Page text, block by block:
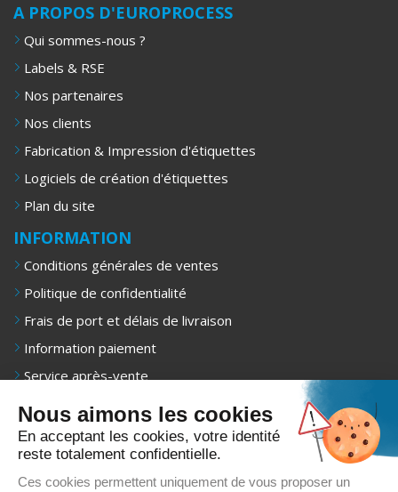
A PROPOS D'EUROPROCESS
Qui sommes-nous ?
Labels & RSE
Nos partenaires
Nos clients
Fabrication & Impression d'étiquettes
Logiciels de création d'étiquettes
Plan du site
INFORMATION
Conditions générales de ventes
Politique de confidentialité
Frais de port et délais de livraison
Information paiement
Service après-vente
Mentions légales
NEWSLETTER
Recevez 1 fois/mois nos offres exclusives, promotions et
conseils d’achat.
Nous aimons les cookies
En acceptant les cookies, votre identité
reste totalement confidentielle.
Ces cookies permettent uniquement de vous proposer un